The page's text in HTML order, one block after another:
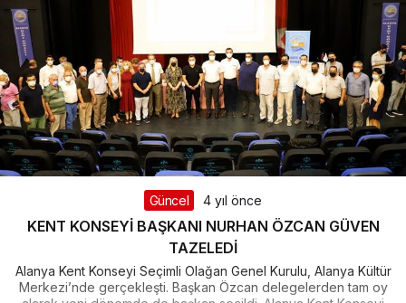
Güncel 4 yıl önce
KENT KONSEYİ BAŞKANI NURHAN ÖZCAN GÜVEN
TAZELEDİ
Alanya Kent Konseyi Seçimli Olağan Genel Kurulu, Alanya Kültür
Merkezi’nde gerçekleşti. Başkan Özcan delegelerden tam oy